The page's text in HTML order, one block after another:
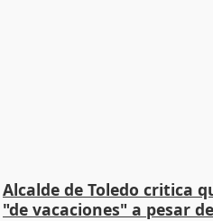
Alcalde de Toledo critica
"de vacaciones" a pesar